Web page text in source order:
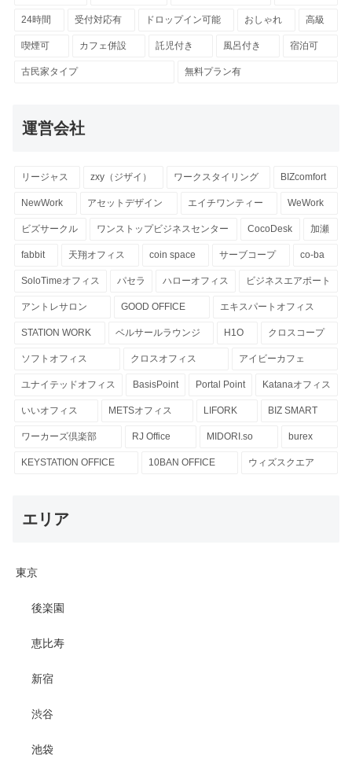
24時間 受付対応有 ドロップイン可能 おしゃれ 高級
喫煙可 カフェ併設 託児付き 風呂付き 宿泊可
古民家タイプ 無料プラン有
運営会社
リージャス zxy（ジザイ） ワークスタイリング BIZcomfort
NewWork アセットデザイン エイチワンティー WeWork
ビズサークル ワンストップビジネスセンター CocoDesk 加瀬
fabbit 天翔オフィス coin space サーブコープ co-ba
SoloTimeオフィス パセラ ハローオフィス ビジネスエアポート
アントレサロン GOOD OFFICE エキスパートオフィス
STATION WORK ベルサールラウンジ H1O クロスコープ
ソフトオフィス クロスオフィス アイビーカフェ
ユナイテッドオフィス BasisPoint Portal Point Katanaオフィス
いいオフィス METSオフィス LIFORK BIZ SMART
ワーカーズ倶楽部 RJ Office MIDORI.so burex
KEYSTATION OFFICE 10BAN OFFICE ウィズスクエア
エリア
東京
後楽園
恵比寿
新宿
渋谷
池袋